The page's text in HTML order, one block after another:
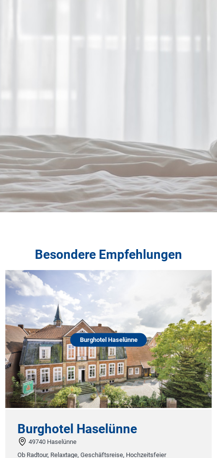
Besondere Empfehlungen
Burghotel Haselünne
Burghotel Haselünne
49740 Haselünne
Ob Radtour, Relaxtage, Geschäftsreise, Hochzeitsfeier